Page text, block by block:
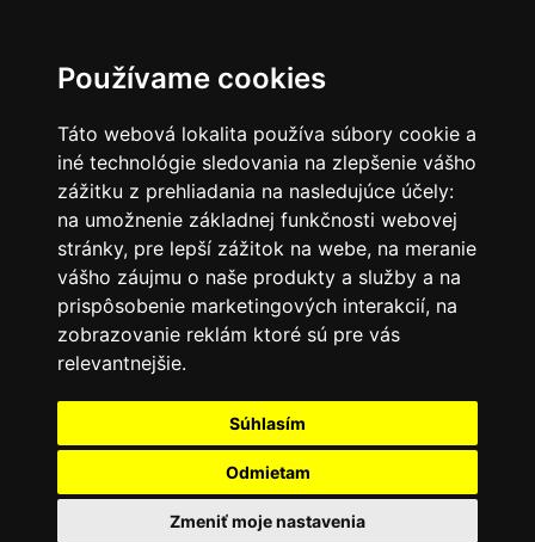
Používame cookies
Táto webová lokalita používa súbory cookie a
iné technológie sledovania na zlepšenie vášho
zážitku z prehliadania na nasledujúce účely:
na umožnenie základnej funkčnosti webovej
stránky, pre lepší zážitok na webe, na meranie
vášho záujmu o naše produkty a služby a na
prispôsobenie marketingových interakcií, na
zobrazovanie reklám ktoré sú pre vás
relevantnejšie.
Súhlasím
Odmietam
Zmeniť moje nastavenia